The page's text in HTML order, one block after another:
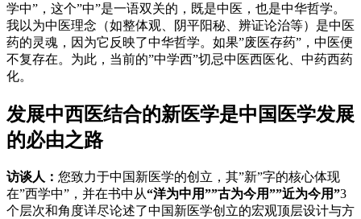
学中”，这个”中”是一语双关的，既是中医，也是中华哲学。
我以为中医理念（如整体观、阴平阳秘、辨证论治等）是中医
药的灵魂，因为它反映了中华哲学。如果”废医存药”，中医便
不复存在。为此，当前的”中学西”切忌中医西医化、中药西药
化。
发展中西医结合的新医学是中国医学发展
的必由之路
访谈人： 您致力于中国新医学的创立，其”新”字的核心体现
在”西学中”，并在书中从“洋为中用””古为今用””近为今用”3
个层次和角度详尽论述了中国新医学创立的宏观顶层设计与方